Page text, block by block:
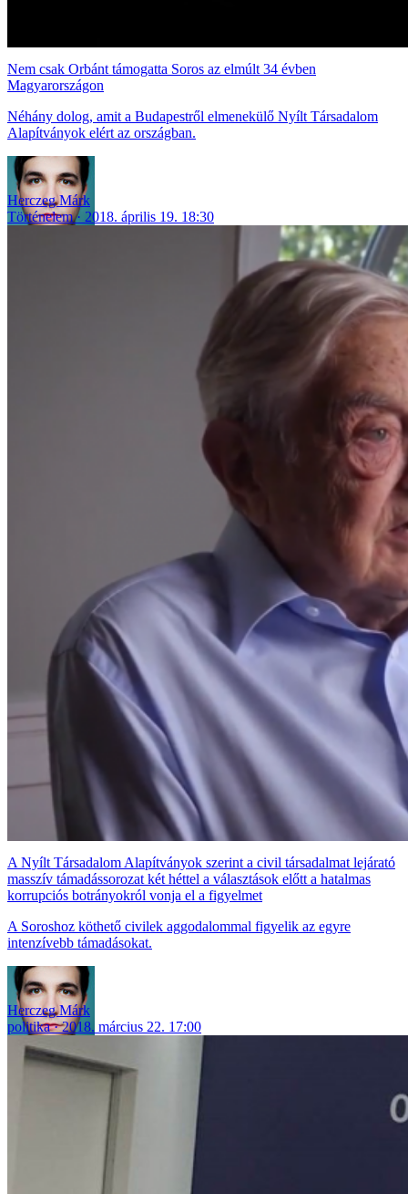
Nem csak Orbánt támogatta Soros az elmúlt 34 évben
Magyarországon
Néhány dolog, amit a Budapestről elmenekülő Nyílt Társadalom
Alapítványok elért az országban.
Herczeg Márk
Történelem
2018. április 19. 18:30
A Nyílt Társadalom Alapítványok szerint a civil társadalmat lejárató
masszív támadássorozat két héttel a választások előtt a hatalmas
korrupciós botrányokról vonja el a figyelmet
A Soroshoz köthető civilek aggodalommal figyelik az egyre
intenzívebb támadásokat.
Herczeg Márk
politika
2018. március 22. 17:00